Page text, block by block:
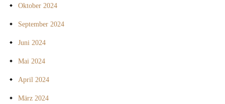
Oktober 2024
September 2024
Juni 2024
Mai 2024
April 2024
März 2024